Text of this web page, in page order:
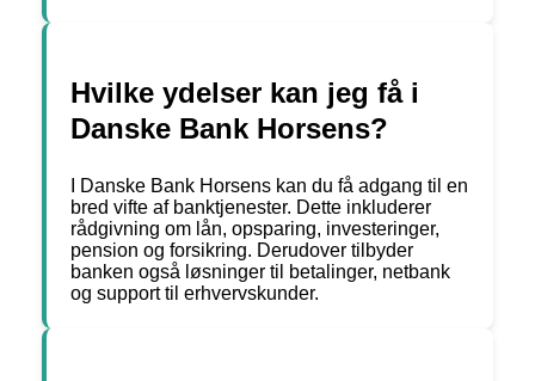
Hvilke ydelser kan jeg få i
Danske Bank Horsens?
I Danske Bank Horsens kan du få adgang til en
bred vifte af banktjenester. Dette inkluderer
rådgivning om lån, opsparing, investeringer,
pension og forsikring. Derudover tilbyder
banken også løsninger til betalinger, netbank
og support til erhvervskunder.